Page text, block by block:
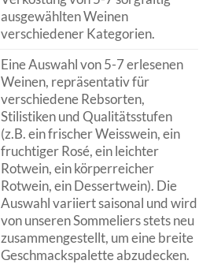
ausgewählten Weinen
verschiedener Kategorien.
Eine Auswahl von 5-7 erlesenen
Weinen, repräsentativ für
verschiedene Rebsorten,
Stilistiken und Qualitätsstufen
(z.B. ein frischer Weisswein, ein
fruchtiger Rosé, ein leichter
Rotwein, ein körperreicher
Rotwein, ein Dessertwein). Die
Auswahl variiert saisonal und wird
von unseren Sommeliers stets neu
zusammengestellt, um eine breite
Geschmackspalette abzudecken.